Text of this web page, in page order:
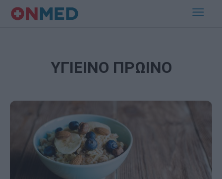
ΥΓΙΕΙΝΟ ΠΡΩΙΝΟ